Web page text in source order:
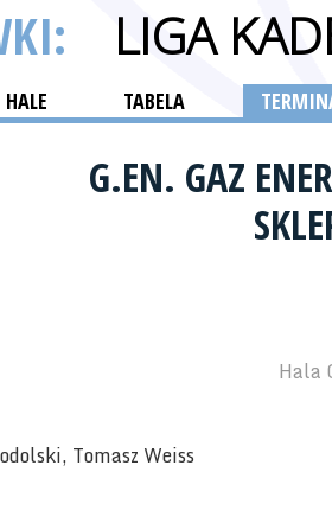
LIGA
HALE TABELA
G.EN. GAZ
Hala
Tomasz Weiss